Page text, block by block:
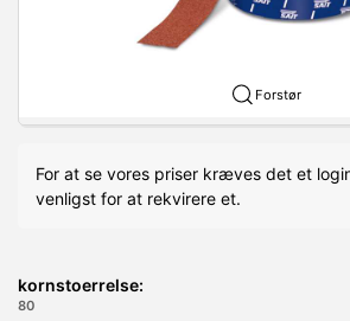
Forstør
For at se vores priser kræves det et
venligst for at rekvirere et.
kornstoerrelse:
80